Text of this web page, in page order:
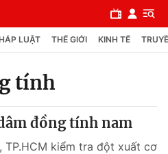
LUẬT THẾ GIỚI KINH TẾ
tính
đồng tính nam
TP.HCM kiểm tra đột xuất cơ